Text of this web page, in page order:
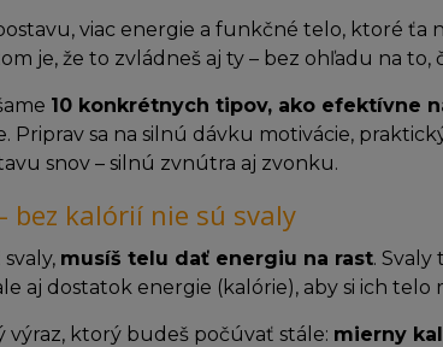
viac energie a funkčné telo, ktoré ťa
je, že to zvládneš aj ty – bez ohľadu na
10 konkrétnych tipov, ako efektívne
Priprav sa na silnú dávku motivácie,
snov – silnú zvnútra aj zvonku.
bez kalórií nie sú svaly
musíš telu dať energiu na rast.
aj dostatok energie (kalórie), aby si ich telo
výraz, ktorý budeš počúvať stále: mierny